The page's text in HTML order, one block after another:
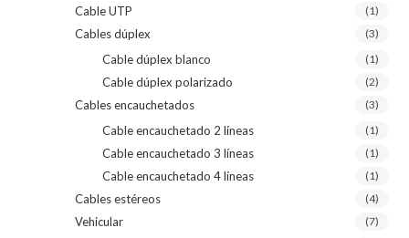
Cable UTP (1)
Cables dúplex (3)
Cable dúplex blanco (1)
Cable dúplex polarizado (2)
Cables encauchetados (3)
Cable encauchetado 2 líneas (1)
Cable encauchetado 3 líneas (1)
Cable encauchetado 4 líneas (1)
Cables estéreos (4)
Vehicular (7)